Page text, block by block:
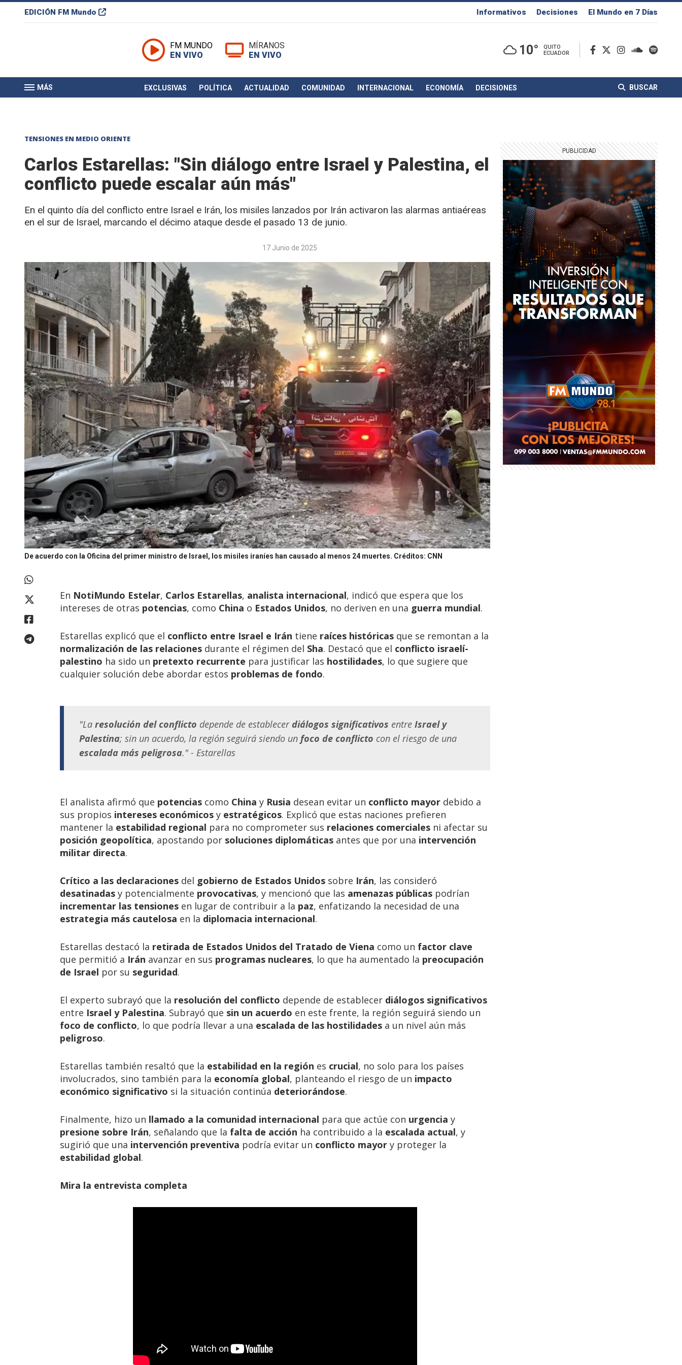
EDICIÓN FM Mundo Informativos Decisiones El Mundo en 7 Días
FM MUNDO
EN VIVO
MÍRANOS
EN VIVO
10°
QUITO
ECUADOR
MÁS EXCLUSIVAS POLÍTICA ACTUALIDAD COMUNIDAD INTERNACIONAL ECONOMÍA DECISIONES BUSCAR
TENSIONES EN MEDIO ORIENTE
Carlos Estarellas: "Sin diálogo entre Israel y Palestina, el
conflicto puede escalar aún más"
En el quinto día del conflicto entre Israel e Irán, los misiles lanzados por Irán activaron las alarmas antiaéreas
en el sur de Israel, marcando el décimo ataque desde el pasado 13 de junio.
17 Junio de 2025
De acuerdo con la Oficina del primer ministro de Israel, los misiles iraníes han causado al menos 24 muertes. Créditos: CNN
En NotiMundo Estelar, Carlos Estarellas, analista internacional, indicó que espera que los
intereses de otras potencias, como China o Estados Unidos, no deriven en una guerra mundial.
Estarellas explicó que el conflicto entre Israel e Irán tiene raíces históricas que se remontan a la
normalización de las relaciones durante el régimen del Sha. Destacó que el conflicto israelí-
palestino ha sido un pretexto recurrente para justificar las hostilidades, lo que sugiere que
cualquier solución debe abordar estos problemas de fondo.
"La resolución del conflicto depende de establecerdiálogos significativos entre Israel y
Palestina; sin un acuerdo, la región seguirá siendo un foco de conflicto con el riesgo de una
escalada más peligrosa." - Estarellas
El analista afirmó que potencias como China y Rusia desean evitar un conflicto mayor debido a
sus propios intereses económicos y estratégicos. Explicó que estas naciones prefieren
mantener la estabilidad regional para no comprometer sus relaciones comerciales ni afectar su
posición geopolítica, apostando por soluciones diplomáticas antes que por una intervención
militar directa.
Crítico a las declaraciones del gobierno de Estados Unidos sobre Irán, las consideró
desatinadas y potencialmente provocativas, y mencionó que las amenazas públicas podrían
incrementar las tensiones en lugar de contribuir a la paz, enfatizando la necesidad de una
estrategia más cautelosa en la diplomacia internacional.
Estarellas destacó la retirada de Estados Unidos del Tratado de Viena como un factor clave
que permitió a Irán avanzar en sus programas nucleares, lo que ha aumentado la preocupación
de Israel por su seguridad.
El experto subrayó que la resolución del conflicto depende de establecer diálogos significativos
entre Israel y Palestina. Subrayó que sin un acuerdo en este frente, la región seguirá siendo un
foco de conflicto, lo que podría llevar a una escalada de las hostilidades a un nivel aún más
peligroso.
Estarellas también resaltó que la estabilidad en la región es crucial, no solo para los países
involucrados, sino también para la economía global, planteando el riesgo de un impacto
económico significativo si la situación continúa deteriorándose.
Finalmente, hizo un llamado a la comunidad internacional para que actúe con urgencia y
presione sobre Irán, señalando que la falta de acción ha contribuido a la escalada actual, y
sugirió que una intervención preventiva podría evitar un conflicto mayor y proteger la
estabilidad global.
Mira la entrevista completa